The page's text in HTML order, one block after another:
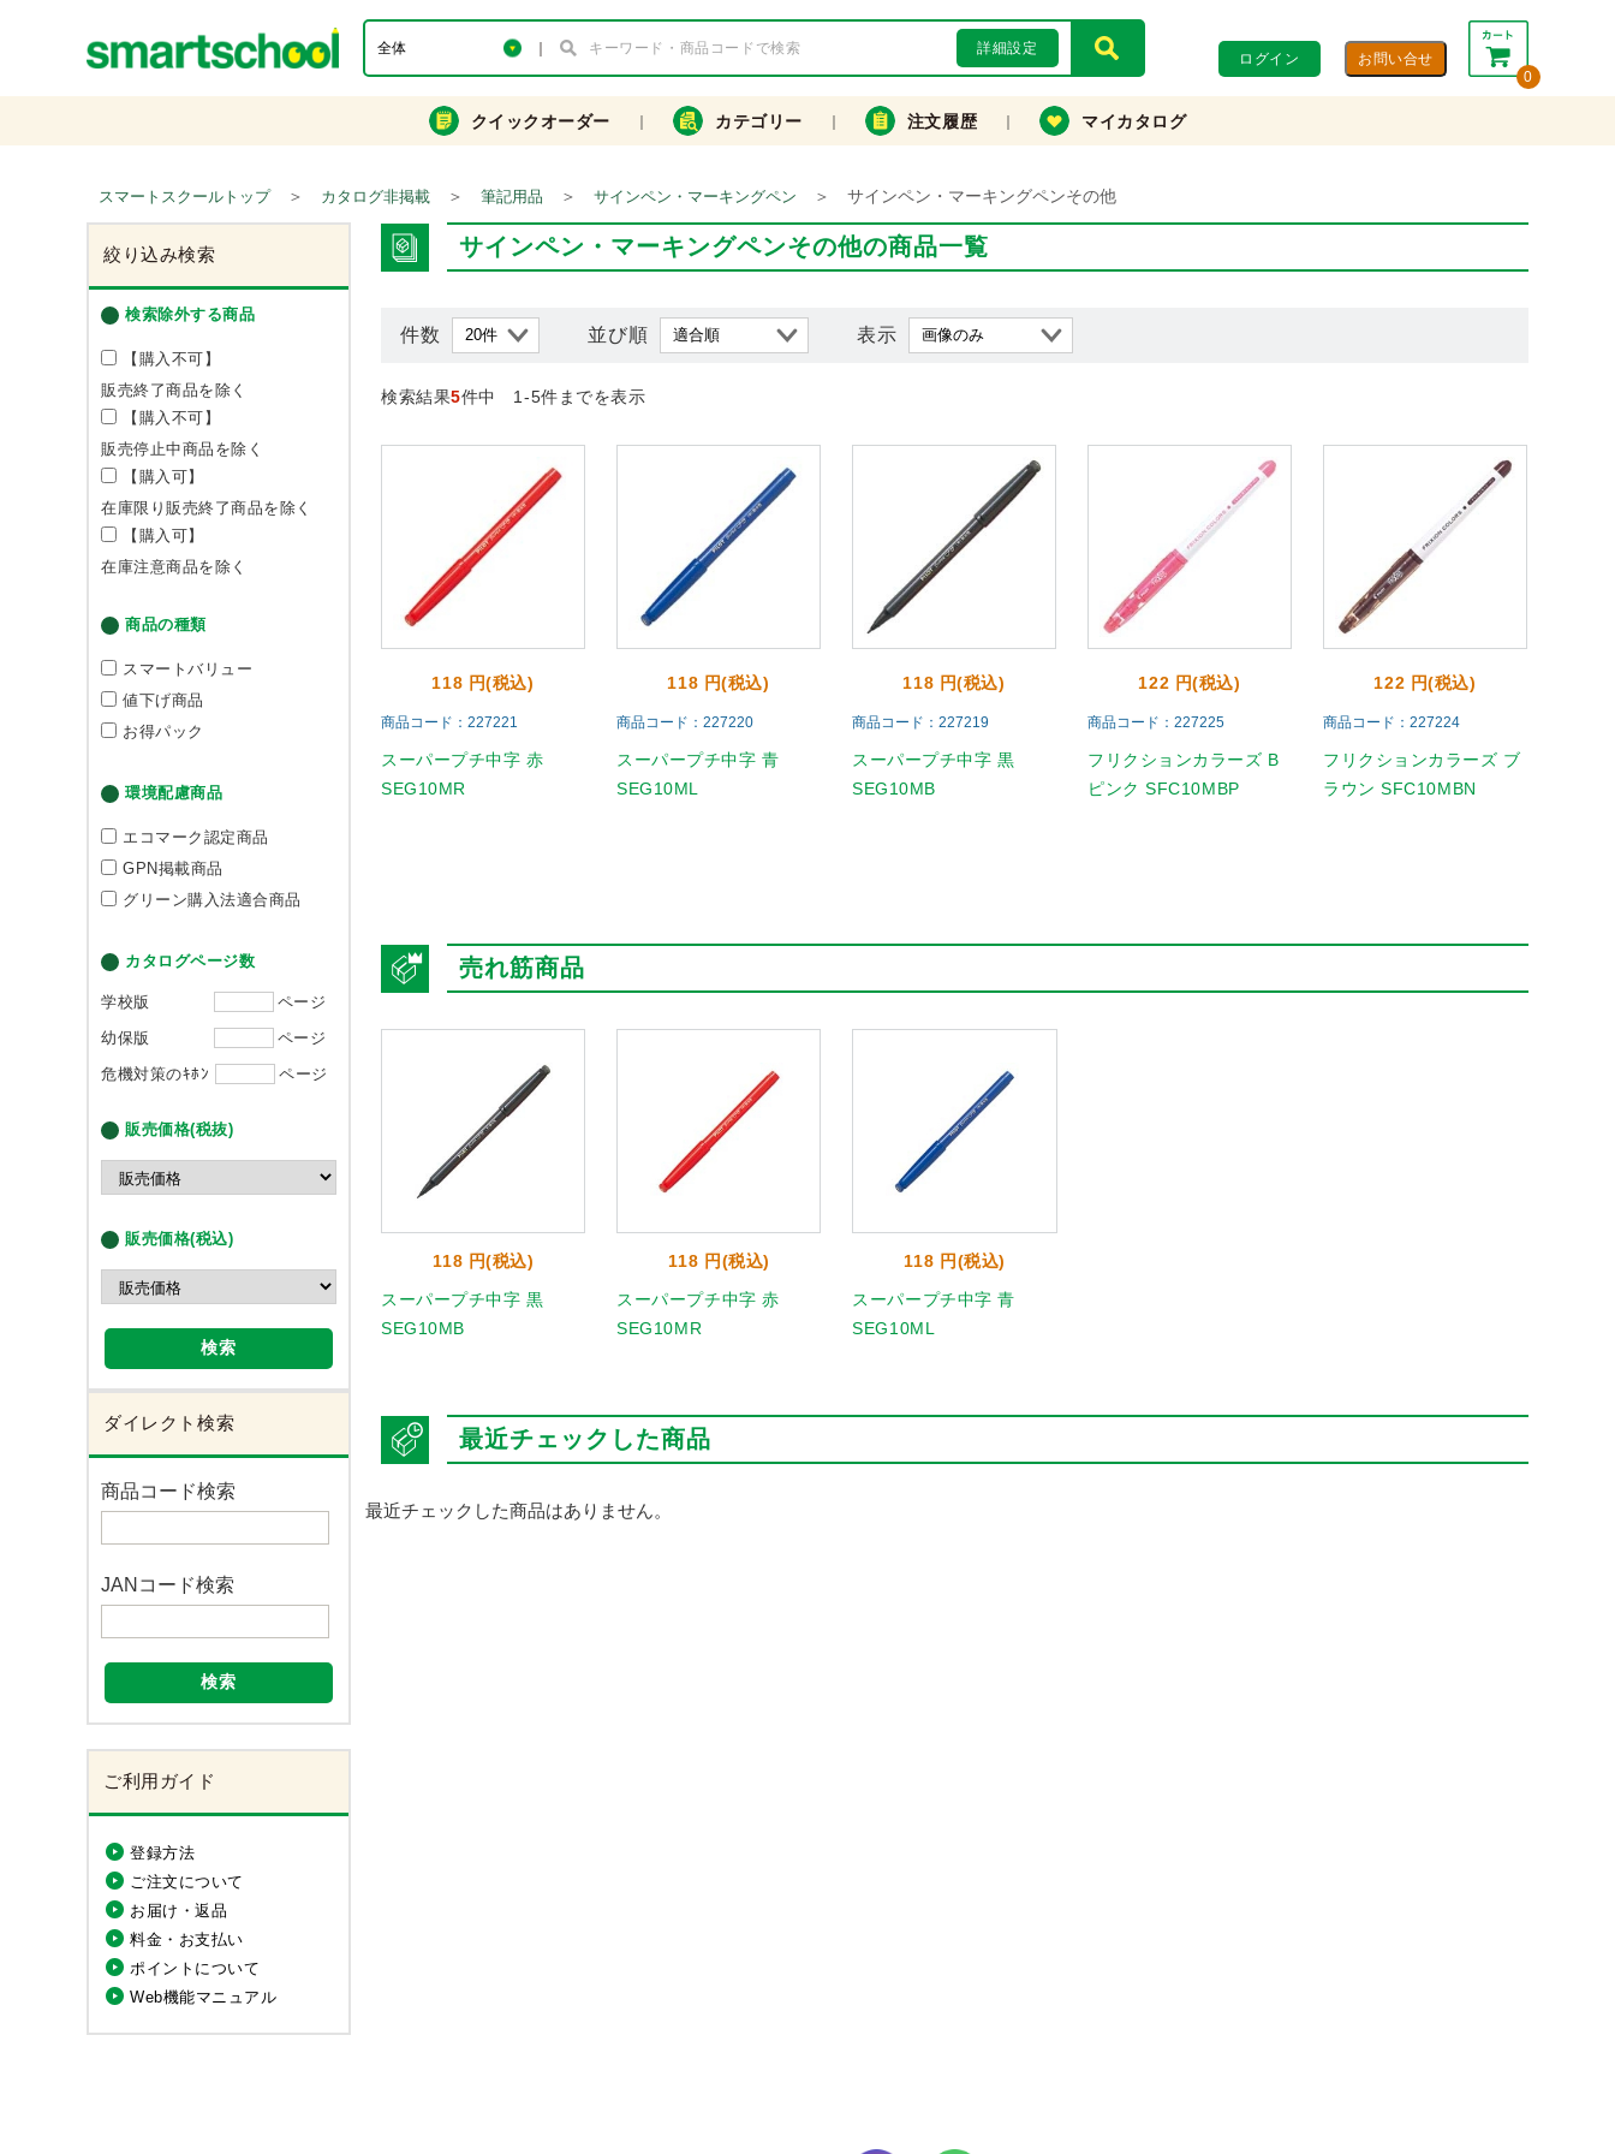
詳細設定
ログイン
0
合計： 0円
カートを見る・注文する
クイックオーダー カテゴリー 注文履歴 マイカタログ
スマートスクールトップ ＞ カタログ非掲載 ＞ 筆記用品 ＞ サインペン・マーキングペン ＞ サインペン・マーキングペンその他
絞り込み検索
検索除外する商品
【購入不可】
販売終了商品を除く
【購入不可】
販売停止中商品を除く
【購入可】
在庫限り販売終了商品を除く
【購入可】
在庫注意商品を除く
商品の種類
スマートバリュー
値下げ商品
お得パック
環境配慮商品
エコマーク認定商品
GPN掲載商品
グリーン購入法適合商品
カタログページ数
学校版
ページ
幼保版
ページ
危機対策のｷﾎﾝ
ページ
販売価格(税抜)
販売価格(税込)
検索
ダイレクト検索
商品コード検索
JANコード検索
検索
ご利用ガイド
登録方法
ご注文について
お届け・返品
料金・お支払い
ポイントについて
Web機能マニュアル
サインペン・マーキングペンその他の商品一覧
件数 並び順 表示
検索結果5件中 1-5件までを表示
118 円(税込)
商品コード：227221
スーパープチ中字 赤
SEG10MR
118 円(税込)
商品コード：227220
スーパープチ中字 青
SEG10ML
118 円(税込)
商品コード：227219
スーパープチ中字 黒
SEG10MB
122 円(税込)
商品コード：227225
フリクションカラーズ B
ピンク SFC10MBP
122 円(税込)
商品コード：227224
フリクションカラーズ ブ
ラウン SFC10MBN
売れ筋商品
118 円(税込)
スーパープチ中字 黒
SEG10MB
118 円(税込)
スーパープチ中字 赤
SEG10MR
118 円(税込)
スーパープチ中字 青
SEG10ML
最近チェックした商品
最近チェックした商品はありません。